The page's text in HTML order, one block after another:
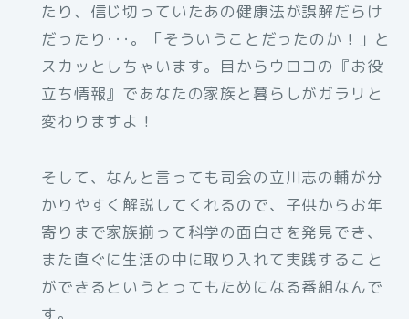
たり、信じ切っていたあの健康法が誤解だらけ
だったり･･･。「そういうことだったのか！」と
スカッとしちゃいます。目からウロコの『お役
立ち情報』であなたの家族と暮らしがガラリと
変わりますよ！
そして、なんと言っても司会の立川志の輔が分
かりやすく解説してくれるので、子供からお年
寄りまで家族揃って科学の面白さを発見でき、
また直ぐに生活の中に取り入れて実践すること
ができるというとってもためになる番組なんで
す。